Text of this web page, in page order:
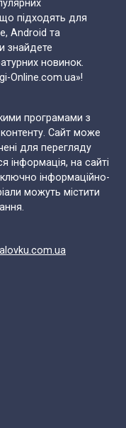
підходять для
Android та
знайдете
новинок.
Online.com.ua»!
програмами з
Сайт може
для перегляду
інформація, на сайті
інформаційно-
можуть містити